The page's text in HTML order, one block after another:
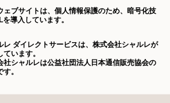
ェブサイトは、個人情報保護のため、暗号化技
を導入しています。
レ ダイレクトサービスは、株式会社シャルレが
ています。
社シャルレは公益社団法人日本通信販売協会の
。